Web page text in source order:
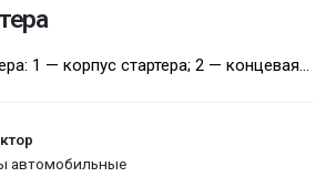
1 — корпус стартера; 2 — концевая...
автомобильные